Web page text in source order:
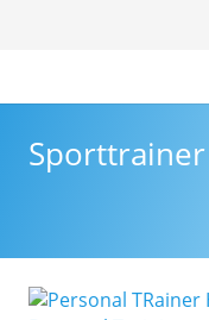
Sporttrainer